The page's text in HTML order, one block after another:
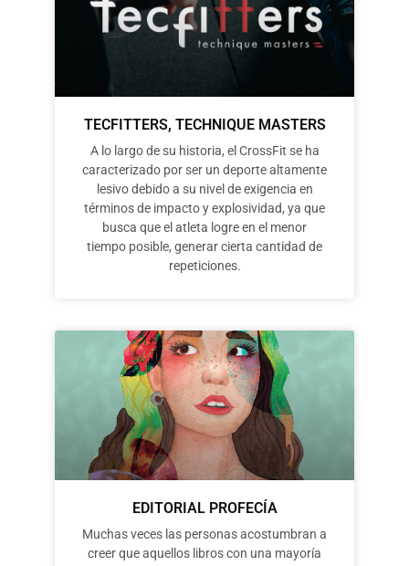
TECFITTERS, TECHNIQUE MASTERS
A lo largo de su historia, el CrossFit se ha
caracterizado por ser un deporte altamente
lesivo debido a su nivel de exigencia en
términos de impacto y explosividad, ya que
busca que el atleta logre en el menor
tiempo posible, generar cierta cantidad de
repeticiones.
EDITORIAL PROFECÍA
Muchas veces las personas acostumbran a
creer que aquellos libros con una mayoría